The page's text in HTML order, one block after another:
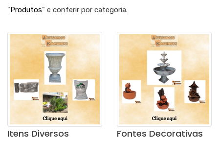
"Produtos" e conferir por categoria.
Itens Diversos Fontes Decorativas